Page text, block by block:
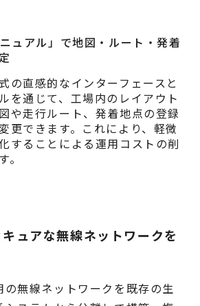
ュアル」で地図・ルート・発着
の直感的なインターフェースと
を通じて、工場内のレイアウト
や走行ルート、発着地点の登録
更できます。これにより、軽微
することによる運用コストの削
ュアな無線ネットワークを
無線ネットワークを既存の生